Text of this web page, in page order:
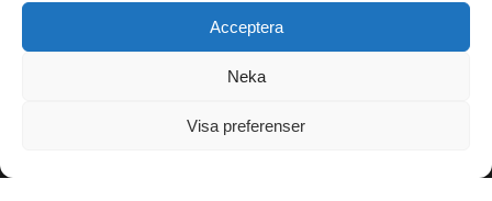
Acceptera
Neka
Visa preferenser
Om oss
info@rwmotor.se
Kontakta oss